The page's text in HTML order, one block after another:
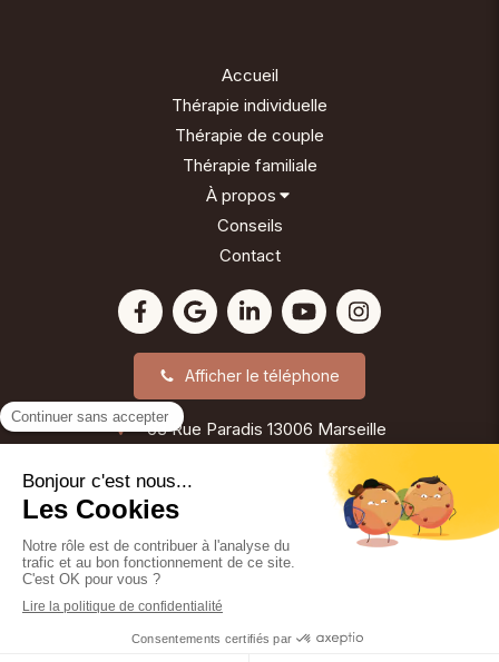
Accueil
Thérapie individuelle
Thérapie de couple
Thérapie familiale
À propos
Conseils
Contact
Afficher le téléphone
63 Rue Paradis 13006 Marseille
©2024 Reinette Girard - Psychothérapie
Mentions légales
Création et référencement du site par Simplébo